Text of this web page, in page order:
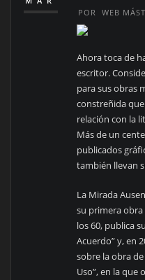
POR WEB
Ahora toca de
escritor.
para sus obras
constreñida
relación con la
Más de un
publicados
también llevan
La Mirada
su primera obra
los 60, publica
Acuerdo” y, en
sobre la obra
Uso”, en la que